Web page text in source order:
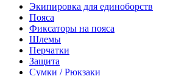
Экипировка для единоборств
Пояса
Фиксаторы на пояса
Шлемы
Перчатки
Защита
Сумки / Рюкзаки